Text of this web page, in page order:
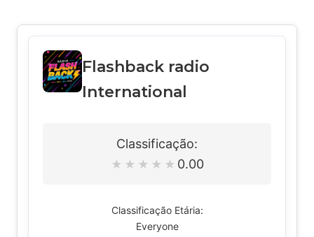
Flashback radio
International
Classificação:
★ ★ ★ ★ ★ 0.00
Classificação Etária:
Everyone